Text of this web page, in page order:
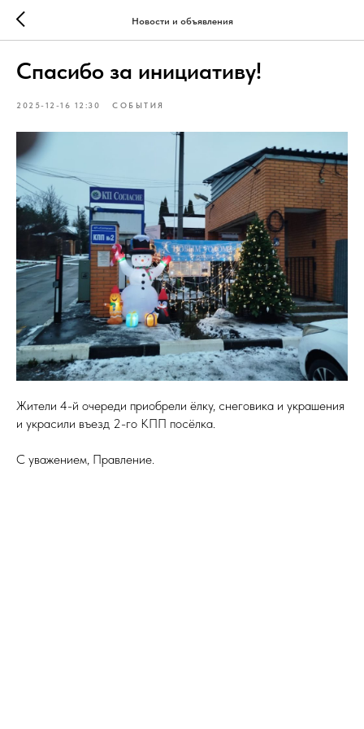
Новости и объявления
Спасибо за инициативу!
2025-12-16 12:30 СОБЫТИЯ
Жители 4-й очереди приобрели ёлку, снеговика и украшения
и украсили въезд 2-го КПП посёлка.
С уважением, Правление.